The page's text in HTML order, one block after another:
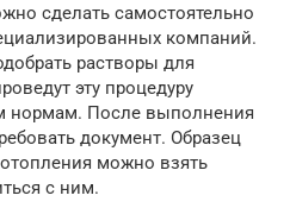
сделать самостоятельно
компаний.
растворы для
эту процедуру
нормам. После выполнения
документ. Образец
можно взять
с ним.